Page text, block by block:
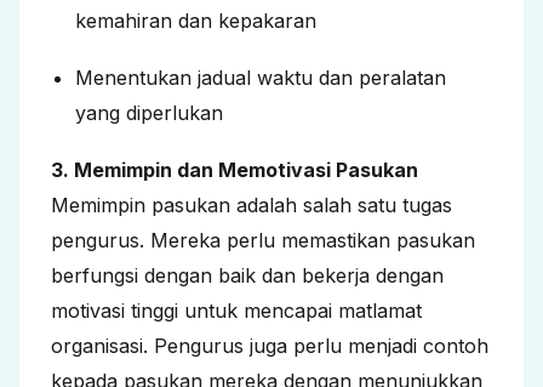
kemahiran dan kepakaran
Menentukan jadual waktu dan peralatan
yang diperlukan
3. Memimpin dan Memotivasi Pasukan
Memimpin pasukan adalah salah satu tugas
pengurus. Mereka perlu memastikan pasukan
berfungsi dengan baik dan bekerja dengan
motivasi tinggi untuk mencapai matlamat
organisasi. Pengurus juga perlu menjadi contoh
kepada pasukan mereka dengan menunjukkan